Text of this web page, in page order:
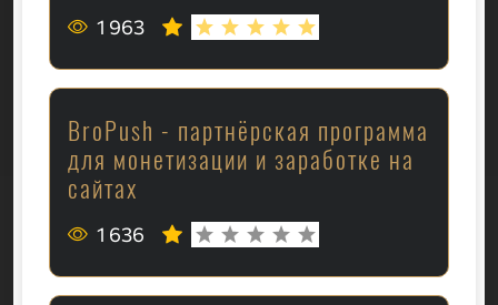
1 963
BroPush - партнёрская программа
для монетизации и заработке на
сайтах
1 636